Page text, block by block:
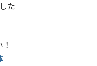
た